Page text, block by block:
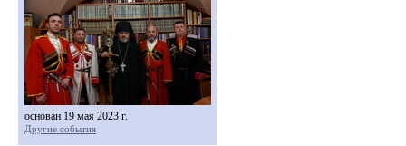
основан 19 мая 2023 г.
Другие события